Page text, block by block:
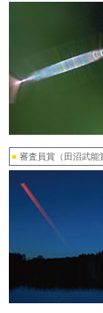
■ 審査員賞（田沼武能